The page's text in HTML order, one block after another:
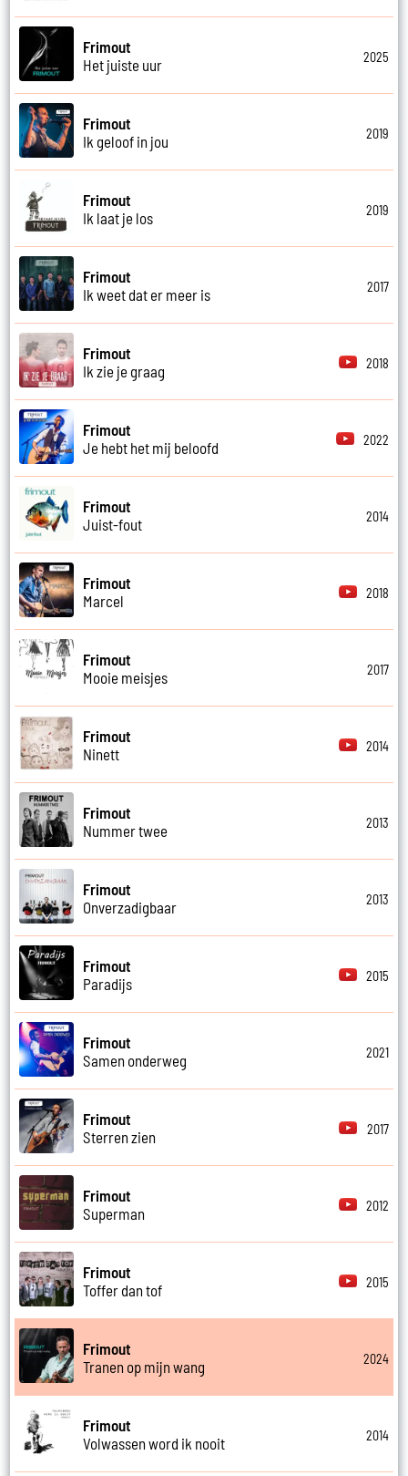
Frimout
Het juiste uur
2025
Frimout
Ik geloof in jou
2019
Frimout
Ik laat je los
2019
Frimout
Ik weet dat er meer is
2017
Frimout
Ik zie je graag
2018
Frimout
Je hebt het mij beloofd
2022
Frimout
Juist-fout
2014
Frimout
Marcel
2018
Frimout
Mooie meisjes
2017
Frimout
Ninett
2014
Frimout
Nummer twee
2013
Frimout
Onverzadigbaar
2013
Frimout
Paradijs
2015
Frimout
Samen onderweg
2021
Frimout
Sterren zien
2017
Frimout
Superman
2012
Frimout
Toffer dan tof
2015
Frimout
Tranen op mijn wang
2024
Frimout
Volwassen word ik nooit
2014